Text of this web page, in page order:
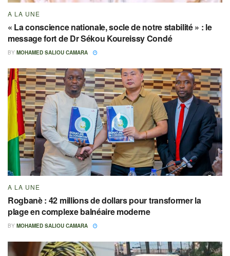
A LA UNE
« La conscience nationale, socle de notre stabilité » : le
message fort de Dr Sékou Koureissy Condé
BY MOHAMED SALIOU CAMARA
A LA UNE
Rogbanè : 42 millions de dollars pour transformer la
plage en complexe balnéaire moderne
BY MOHAMED SALIOU CAMARA